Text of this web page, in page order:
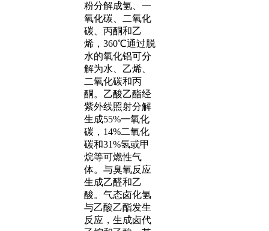
粉分解成氢、一
氧化碳、二氧化
碳、丙酮和乙
烯，360℃通过脱
水的氧化铝可分
解为水、乙烯、
二氧化碳和丙
酮。乙酸乙酯经
紫外线照射分解
生成55%一氧化
碳，14%二氧化
碳和31%氢或甲
烷等可燃性气
体。与臭氧反应
生成乙醛和乙
酸。气态卤化氢
与乙酸乙酯发生
反应，生成卤代